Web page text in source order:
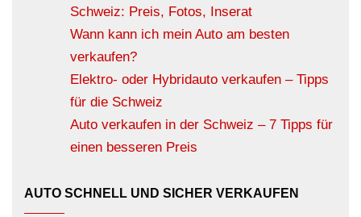
Schweiz: Preis, Fotos, Inserat
Wann kann ich mein Auto am besten
verkaufen?
Elektro- oder Hybridauto verkaufen – Tipps
für die Schweiz
Auto verkaufen in der Schweiz – 7 Tipps für
einen besseren Preis
AUTO SCHNELL UND SICHER VERKAUFEN